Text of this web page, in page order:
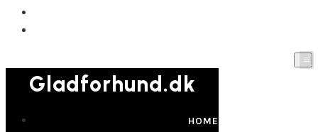
Gladforhund.dk
HOME